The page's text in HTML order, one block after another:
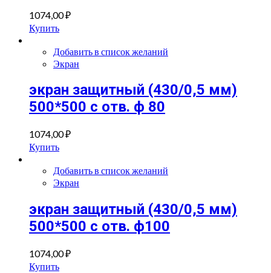
1074,00₽
Купить
Добавить в список желаний
Экран
экран защитный (430/0,5 мм)
500*500 с отв. ф 80
1074,00₽
Купить
Добавить в список желаний
Экран
экран защитный (430/0,5 мм)
500*500 с отв. ф100
1074,00₽
Купить